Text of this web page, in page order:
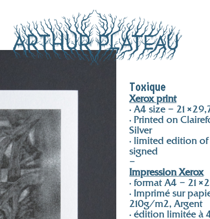
Toxique
Xerox print
• A4 size –
• Printed on
Silver
• limited edition
signed
–
Impression Xerox
• format A4 –
• Imprimé sur
210g/m2, Argent
• édition limitée à